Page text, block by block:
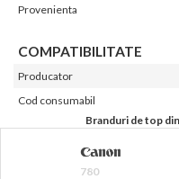
Provenienta
COMPATIBILITATE
Producator
Cod consumabil
Branduri de top
780